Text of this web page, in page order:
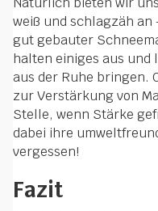
weiß und schlagzäh
gut gebauter
halten einiges aus und
aus der Ruhe bringen.
zur Verstärkung von
Stelle, wenn Stärke
dabei ihre
vergessen!
Fazit